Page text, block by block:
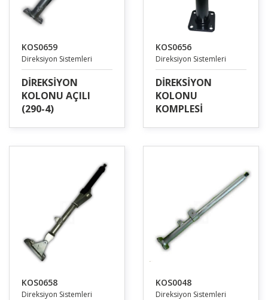
KOS0659
Direksiyon Sistemleri
DİREKSİYON
KOLONU AÇILI
(290-4)
KOS0656
Direksiyon Sistemleri
DİREKSİYON
KOLONU
KOMPLESİ
KOS0658
Direksiyon Sistemleri
KOS0048
Direksiyon Sistemleri